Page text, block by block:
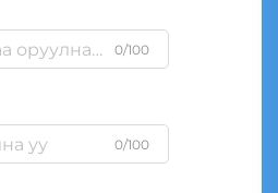
0/100
0/100